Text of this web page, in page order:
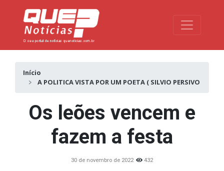
Toggle
Início
A POLITICA VISTA POR UM POETA ( SILVIO PERSIVO
Os leões vencem e
fazem a festa
30 de novembro de 2022 432